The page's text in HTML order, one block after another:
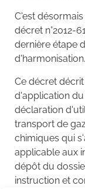
C'est
décret n°2012-
dernière étape
d'harmonisation.
Ce décret
d'application
déclaration
transport de
chimiques qui
applicable aux
dépôt du
instruction et